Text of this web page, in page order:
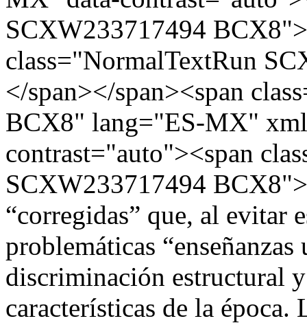
SCXW233717494
class="NormalTextRun
</span></span><span
BCX8" lang="ES-MX"
contrast="auto"><span
SCXW233717494
“corregidas” que, al evitar
problemáticas
discriminación estructural
características de la época.